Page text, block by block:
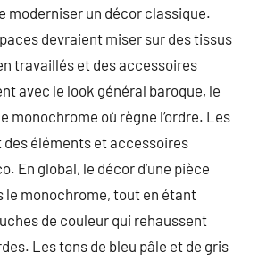
moderniser un décor classique.
devraient miser sur des tissus
travaillés et des accessoires
avec le look général baroque, le
monochrome où règne l’ordre. Les
éléments et accessoires
En global, le décor d’une pièce
le monochrome, tout en étant
de couleur qui rehaussent
Les tons de bleu pâle et de gris